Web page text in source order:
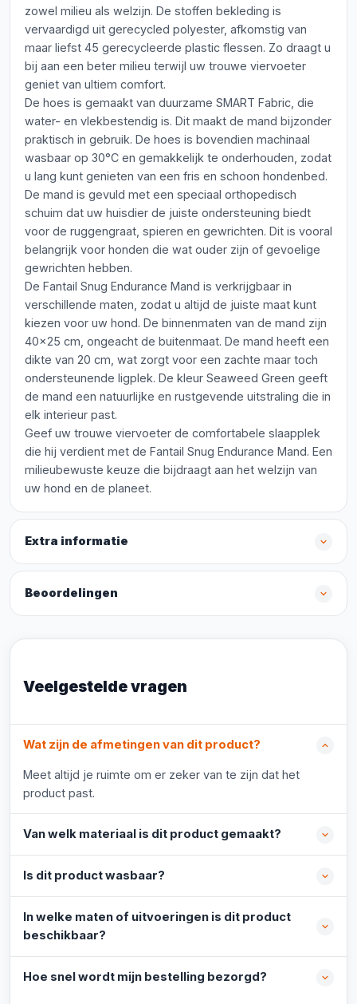
zowel milieu als welzijn. De stoffen bekleding is
vervaardigd uit gerecycled polyester, afkomstig van
maar liefst 45 gerecycleerde plastic flessen. Zo draagt u
bij aan een beter milieu terwijl uw trouwe viervoeter
geniet van ultiem comfort.
De hoes is gemaakt van duurzame SMART Fabric, die
water- en vlekbestendig is. Dit maakt de mand bijzonder
praktisch in gebruik. De hoes is bovendien machinaal
wasbaar op 30°C en gemakkelijk te onderhouden, zodat
u lang kunt genieten van een fris en schoon hondenbed.
De mand is gevuld met een speciaal orthopedisch
schuim dat uw huisdier de juiste ondersteuning biedt
voor de ruggengraat, spieren en gewrichten. Dit is vooral
belangrijk voor honden die wat ouder zijn of gevoelige
gewrichten hebben.
De Fantail Snug Endurance Mand is verkrijgbaar in
verschillende maten, zodat u altijd de juiste maat kunt
kiezen voor uw hond. De binnenmaten van de mand zijn
40x25 cm, ongeacht de buitenmaat. De mand heeft een
dikte van 20 cm, wat zorgt voor een zachte maar toch
ondersteunende ligplek. De kleur Seaweed Green geeft
de mand een natuurlijke en rustgevende uitstraling die in
elk interieur past.
Geef uw trouwe viervoeter de comfortabele slaapplek
die hij verdient met de Fantail Snug Endurance Mand. Een
milieubewuste keuze die bijdraagt aan het welzijn van
uw hond en de planeet.
Extra informatie
Beoordelingen
Veelgestelde vragen
Wat zijn de afmetingen van dit product?
Meet altijd je ruimte om er zeker van te zijn dat het
product past.
Van welk materiaal is dit product gemaakt?
Is dit product wasbaar?
In welke maten of uitvoeringen is dit product
beschikbaar?
Hoe snel wordt mijn bestelling bezorgd?